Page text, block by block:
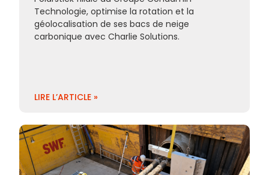
Technologie, optimise la rotation et la
géolocalisation de ses bacs de neige
carbonique avec Charlie Solutions.
LIRE L’ARTICLE »